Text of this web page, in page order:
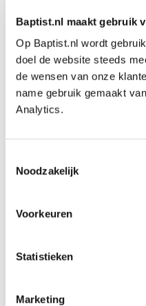
Baptist.nl maakt gebruik
Op Baptist.nl wordt
doel de website steeds
de wensen van onze
name gebruik gemaakt
Analytics.
Noodzakelijk
Voorkeuren
Statistieken
Marketing
€ 378,00
€ 312,40
Op voorraad
Kirjes
Kirjes